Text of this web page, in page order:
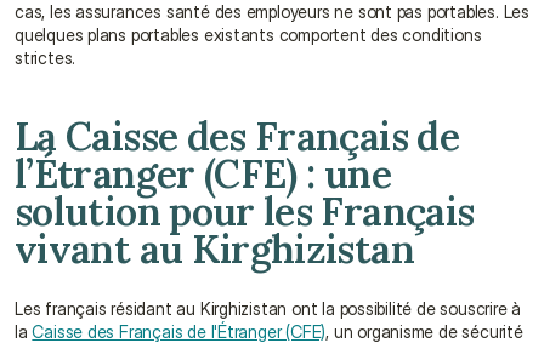
cas, les assurances santé des employeurs ne sont pas portables. Les
quelques plans portables existants comportent des conditions
strictes.
La Caisse des Français de
l’Étranger (CFE) : une
solution pour les Français
vivant au Kirghizistan
Les français résidant au Kirghizistan ont la possibilité de souscrire à
la Caisse des Français de l'Étranger (CFE), un organisme de sécurité